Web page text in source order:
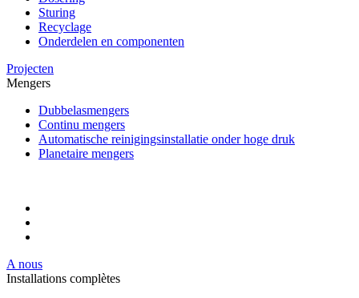
Sturing
Recyclage
Onderdelen en componenten
Projecten
Mengers
Dubbelasmengers
Continu mengers
Automatische reinigingsinstallatie onder hoge druk
Planetaire mengers
A nous
Installations complètes